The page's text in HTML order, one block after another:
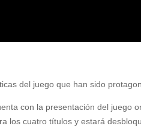
del juego que han sido
con la presentación del juego
los cuatro títulos y estará